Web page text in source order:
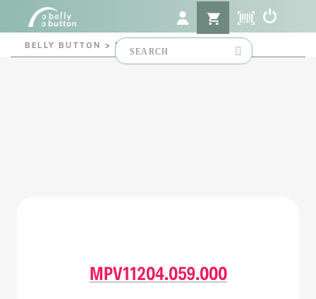
BELLY BUTTON >MPV11204.059.000
MPV11204.059.000